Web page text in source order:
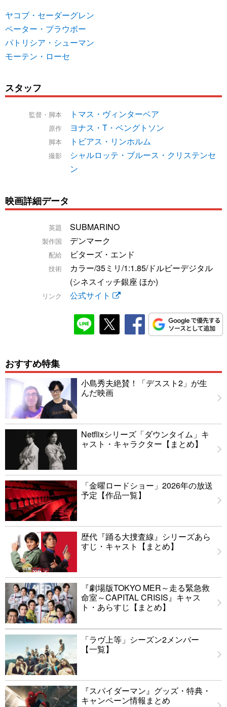
ヤコブ・セーダーグレン
ペーター・プラウボー
パトリシア・シューマン
モーテン・ローセ
スタッフ
監督・脚本 トマス・ヴィンターベア
原作 ヨナス・T・ベングトソン
脚本 トビアス・リンホルム
撮影
シャルロッテ・ブルース・クリステンセ
ン
映画詳細データ
英題 SUBMARINO
製作国 デンマーク
配給 ビターズ・エンド
技術
カラー/35ミリ/1:1.85/ドルビーデジタル
(シネスイッチ銀座 ほか)
リンク 公式サイト
おすすめ特集
小島秀夫絶賛！「デススト2」が生
んだ映画
Netflixシリーズ「ダウンタイム」キ
ャスト・キャラクター【まとめ】
「金曜ロードショー」2026年の放送
予定【作品一覧】
歴代『踊る大捜査線』シリーズあら
すじ・キャスト【まとめ】
『劇場版TOKYO MER～走る緊急救
命室～CAPITAL CRISIS』キャス
ト・あらすじ【まとめ】
「ラヴ上等」シーズン2メンバー
【一覧】
『スパイダーマン』グッズ・特典・
キャンペーン情報まとめ